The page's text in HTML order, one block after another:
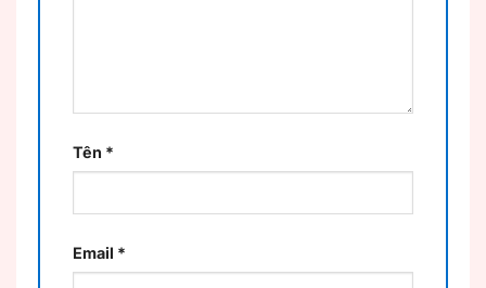
Tên *
Email *